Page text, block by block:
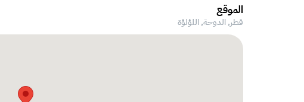
الموقع
قطر, الدوحة,اللؤلؤة